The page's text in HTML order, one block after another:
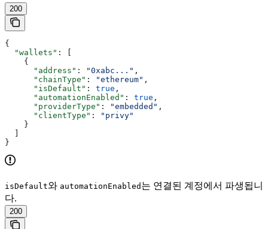
200
{
  "wallets"
: [
    {
      "address"
: "0xabc..." ,
      "chainType"
: "ethereum" ,
      "isDefault"
: true ,
      "automationEnabled"
: true ,
      "providerType"
: "embedded" ,
      "clientType"
:
"privy"
    }
}
isDefault와 automationEnabled 는 연결된 계정에서 파생됩니
다.
200